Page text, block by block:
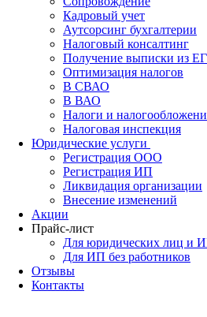
Кадровый учет
Аутсорсинг бухгалтерии
Налоговый консалтинг
Получение выписки из
Оптимизация налогов
В СВАО
В ВАО
Налоги и
Налоговая инспекция
Юридические услуги
Регистрация ООО
Регистрация ИП
Ликвидация организации
Внесение изменений
Акции
Прайс-лист
Для юридических лиц и
Для ИП без работников
Отзывы
Контакты